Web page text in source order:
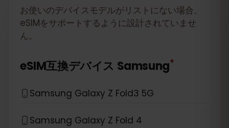
お使いのデバイスモデルがリストにない場合、
eSIMをサポートするように設計されていませ
ん。
eSIM互換デバイス Samsung*
Samsung Galaxy Z Fold3 5G
Samsung Galaxy Z Fold 4